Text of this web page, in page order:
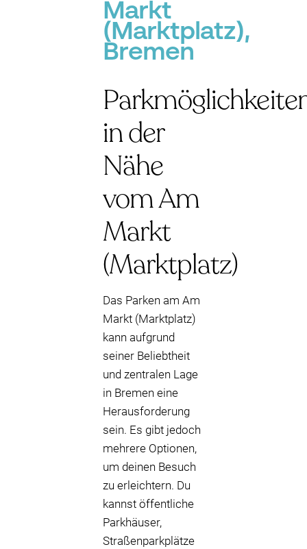
Markt
(Marktplatz),
Bremen
in der
Nähe
vom Am
Markt
(Marktplatz)
Das Parken am Am
Markt (Marktplatz)
kann aufgrund
seiner Beliebtheit
und zentralen Lage
in Bremen eine
Herausforderung
sein. Es gibt jedoch
mehrere Optionen,
um deinen Besuch
zu erleichtern. Du
kannst öffentliche
Parkhäuser,
Straßenparkplätze